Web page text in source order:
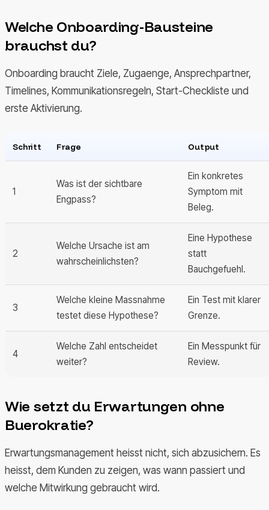
Welche Onboarding-Bausteine
brauchst du?
Onboarding braucht Ziele, Zugaenge, Ansprechpartner,
Timelines, Kommunikationsregeln, Start-Checkliste und
erste Aktivierung.
Schritt Frage Output
1
Was ist der sichtbare
Engpass?
Ein konkretes
Symptom mit
Beleg.
2
Welche Ursache ist am
wahrscheinlichsten?
Eine Hypothese
statt
Bauchgefuehl.
3
Welche kleine Massnahme
testet diese Hypothese?
Ein Test mit klarer
Grenze.
4
Welche Zahl entscheidet
weiter?
Ein Messpunkt für
Review.
Wie setzt du Erwartungen ohne
Buerokratie?
Erwartungsmanagement heisst nicht, sich abzusichern. Es
heisst, dem Kunden zu zeigen, was wann passiert und
welche Mitwirkung gebraucht wird.